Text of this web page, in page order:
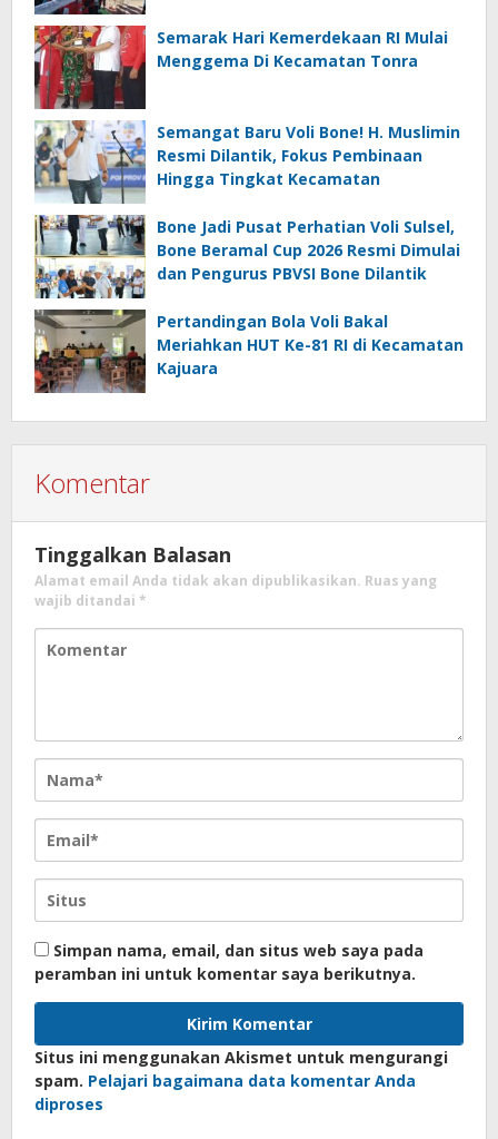
Semarak Hari Kemerdekaan RI Mulai
Menggema Di Kecamatan Tonra
Semangat Baru Voli Bone! H. Muslimin
Resmi Dilantik, Fokus Pembinaan
Hingga Tingkat Kecamatan
Bone Jadi Pusat Perhatian Voli Sulsel,
Bone Beramal Cup 2026 Resmi Dimulai
dan Pengurus PBVSI Bone Dilantik
Pertandingan Bola Voli Bakal
Meriahkan HUT Ke-81 RI di Kecamatan
Kajuara
Komentar
Tinggalkan Balasan
Alamat email Anda tidak akan dipublikasikan. Ruas yang
wajib ditandai *
Simpan nama, email, dan situs web saya pada
peramban ini untuk komentar saya berikutnya.
Situs ini menggunakan Akismet untuk mengurangi
spam. Pelajari bagaimana data komentar Anda
diproses